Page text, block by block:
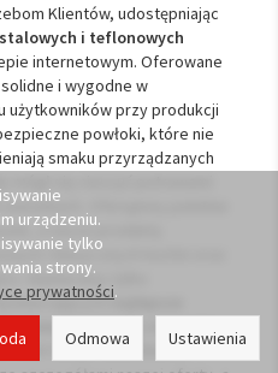
Klientów, udostępniając
i teflonowych
internetowym. Oferowane
i wygodne w
użytkowników przy produkcji
powłoki, które nie
smaku przyrządzanych
Oferujemy patelnie
a nasze produkty
i klasycznych kuchni oraz
Wybieramy tylko
najlepsze
SSW Stolze Stahl Waren.
urządzeniu.
tylko
strony.
prywatności.
Ustawienia
Odmowa